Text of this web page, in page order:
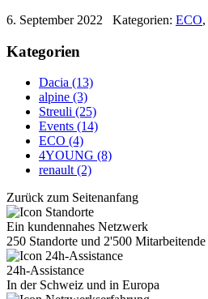
6. September 2022
Kategorien: ECO,
Kategorien
Dacia (13)
alpine (3)
Streuli (25)
Events (14)
ECO (4)
4YOUNG (8)
renault (2)
Zurück zum Seitenanfang
Ein kundennahes Netzwerk
250 Standorte und 2'500 Mitarbeitende
24h-Assistance
In der Schweiz und in Europa